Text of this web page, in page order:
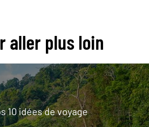
aller plus loin
10 idées de voyage